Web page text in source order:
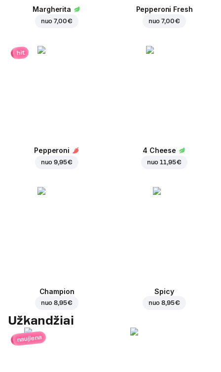
Margherita
nuo7,00 €
Pepperoni Fresh
nuo7,00 €
hit
Pepperoni
nuo9,95 €
4 Cheese
nuo11,95 €
Champion
nuo8,95 €
Spicy
nuo8,95 €
Užkandžiai
naujiena